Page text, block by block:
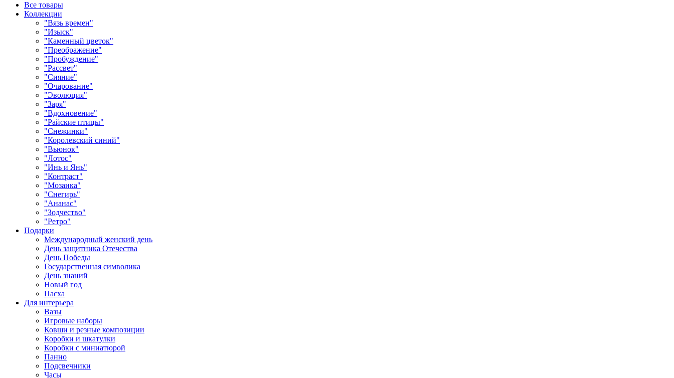
Все товары
Коллекции
"Вязь времен"
"Изыск"
"Каменный цветок"
"Преображение"
"Пробуждение"
"Рассвет"
"Сияние"
"Очарование"
"Эволюция"
"Заря"
"Вдохновение"
"Райские птицы"
"Снежинки"
"Королевский синий"
"Вьюнок"
"Лотос"
"Инь и Янь"
"Контраст"
"Мозаика"
"Снегирь"
"Ананас"
"Зодчество"
"Ретро"
Подарки
Международный женский день
День защитника Отечества
День Победы
Государственная символика
День знаний
Новый год
Пасха
Для интерьера
Вазы
Игровые наборы
Ковши и резные композиции
Коробки и шкатулки
Коробки с миниатюрой
Панно
Подсвечники
Часы